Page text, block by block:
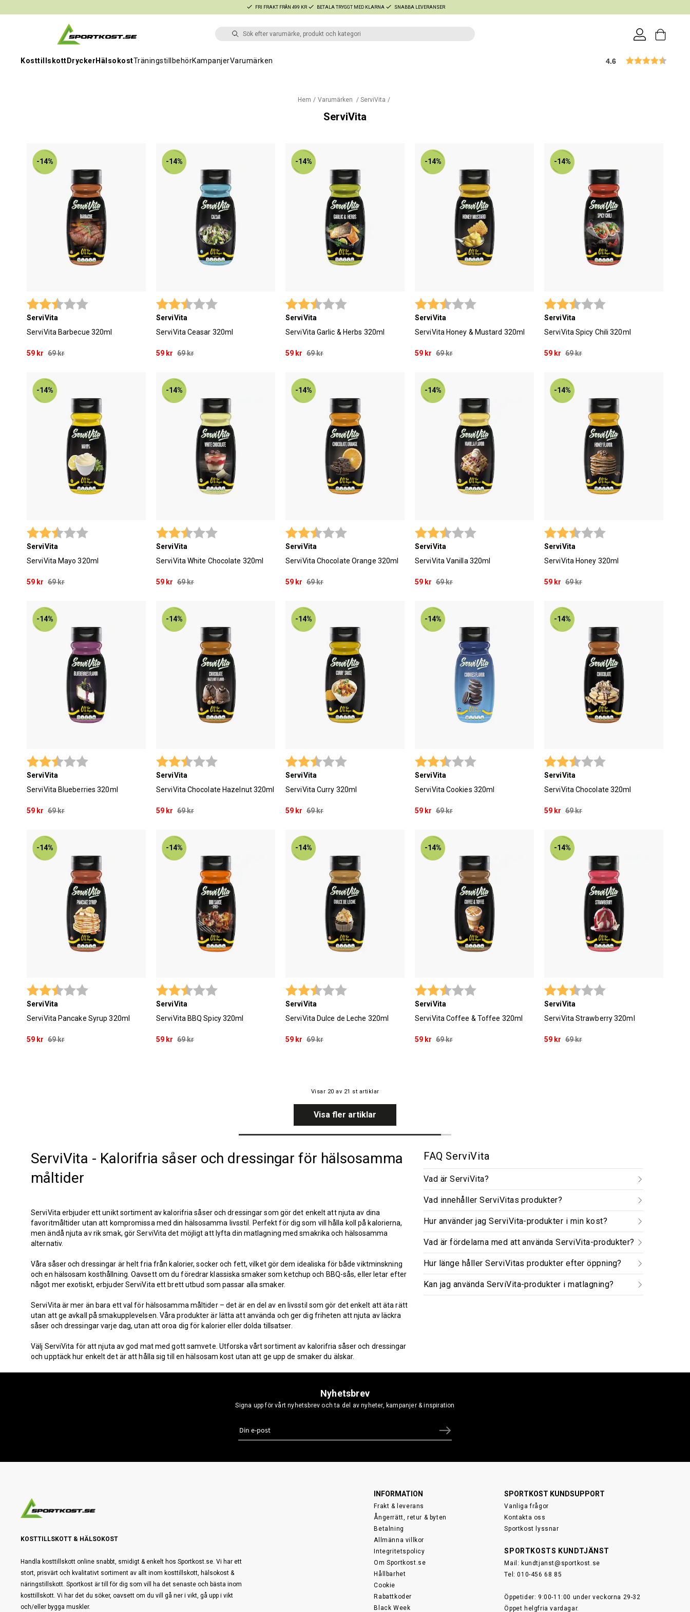
FRI FRAKT FRÅN 499 KR BETALA TRYGGT MED KLARNA SNABBA LEVERANSER
KosttillskottDryckerHälsokostTräningstillbehörKampanjerVarumärken 4.6
Hem Varumärken ServiVita
ServiVita
ServiVita - Kalorifria såser och dressingar för hälsosamma
måltider
ServiVita erbjuder ett unikt sortiment av kalorifria såser och dressingar som gör det enkelt att njuta av dina
favoritmåltider utan att kompromissa med din hälsosamma livsstil. Perfekt för dig som vill hålla koll på kalorierna,
men ändå njuta av rik smak, gör ServiVita det möjligt att lyfta din matlagning med smakrika och hälsosamma
alternativ.
Våra såser och dressingar är helt fria från kalorier, socker och fett, vilket gör dem idealiska för både viktminskning
och en hälsosam kosthållning. Oavsett om du föredrar klassiska smaker som ketchup och BBQ-sås, eller letar efter
något mer exotiskt, erbjuder ServiVita ett brett utbud som passar alla smaker.
ServiVita är mer än bara ett val för hälsosamma måltider – det är en del av en livsstil som gör det enkelt att äta rätt
utan att ge avkall på smakupplevelsen. Våra produkter är lätta att använda och ger dig friheten att njuta av läckra
såser och dressingar varje dag, utan att oroa dig för kalorier eller dolda tillsatser.
Välj ServiVita för att njuta av god mat med gott samvete. Utforska vårt sortiment av kalorifria såser och dressingar
och upptäck hur enkelt det är att hålla sig till en hälsosam kost utan att ge upp de smaker du älskar.
FAQ ServiVita
Vad är ServiVita?
Vad innehåller ServiVitas produkter?
Hur använder jag ServiVita-produkter i min kost?
Vad är fördelarna med att använda ServiVita-produkter?
Hur länge håller ServiVitas produkter efter öppning?
Kan jag använda ServiVita-produkter i matlagning?
-14%
Betyg:
ServiVita
ServiVita Barbecue 320ml
59 kr 69 kr
-14%
Betyg:
ServiVita
ServiVita Ceasar 320ml
59 kr 69 kr
-14%
Betyg:
ServiVita
ServiVita Garlic & Herbs 320ml
59 kr 69 kr
-14%
Betyg:
ServiVita
ServiVita Honey & Mustard 320ml
59 kr 69 kr
-14%
Betyg:
ServiVita
ServiVita Spicy Chili 320ml
59 kr 69 kr
-14%
Betyg:
ServiVita
ServiVita Mayo 320ml
59 kr 69 kr
-14%
Betyg:
ServiVita
ServiVita White Chocolate 320ml
59 kr 69 kr
-14%
Betyg:
ServiVita
ServiVita Chocolate Orange 320ml
59 kr 69 kr
-14%
Betyg:
ServiVita
ServiVita Vanilla 320ml
59 kr 69 kr
-14%
Betyg:
ServiVita
ServiVita Honey 320ml
59 kr 69 kr
-14%
Betyg:
ServiVita
ServiVita Blueberries 320ml
59 kr 69 kr
-14%
Betyg:
ServiVita
ServiVita Chocolate Hazelnut 320ml
59 kr 69 kr
-14%
Betyg:
ServiVita
ServiVita Curry 320ml
59 kr 69 kr
-14%
Betyg:
ServiVita
ServiVita Cookies 320ml
59 kr 69 kr
-14%
Betyg:
ServiVita
ServiVita Chocolate 320ml
59 kr 69 kr
-14%
Betyg:
ServiVita
ServiVita Pancake Syrup 320ml
59 kr 69 kr
-14%
Betyg:
ServiVita
ServiVita BBQ Spicy 320ml
59 kr 69 kr
-14%
Betyg:
ServiVita
ServiVita Dulce de Leche 320ml
59 kr 69 kr
-14%
Betyg:
ServiVita
ServiVita Coffee & Toffee 320ml
59 kr 69 kr
-14%
Betyg:
ServiVita
ServiVita Strawberry 320ml
59 kr 69 kr
Visar 20 av 21 st artiklar
Visa fler artiklar
Nyhetsbrev
Signa upp för vårt nyhetsbrev och ta del av nyheter, kampanjer & inspiration
KOSTTILLSKOTT & HÄLSOKOST
Handla kosttillskott online snabbt, smidigt & enkelt hos Sportkost.se. Vi har ett
stort, prisvärt och kvalitativt sortiment av allt inom kosttillskott, hälsokost &
näringstillskott. Sportkost är till för dig som vill ha det senaste och bästa inom
kosttillskott. Vi har det du söker, oavsett om du vill gå ner i vikt, gå upp i vikt
och/eller bygga muskler.
INFORMATION
Frakt & leverans
Ångerrätt, retur & byten
Betalning
Allmänna villkor
Integritetspolicy
Om Sportkost.se
Hållbarhet
Cookie
Rabattkoder
Black Week
SPORTKOST KUNDSUPPORT
Vanliga frågor
Kontakta oss
Sportkost lyssnar
SPORTKOSTS KUNDTJÄNST
Mail: kundtjanst@sportkost.se
Tel: 010-456 68 85
Öppetider: 9:00-11:00 under veckorna 29-32
Öppet helgfria vardagar.